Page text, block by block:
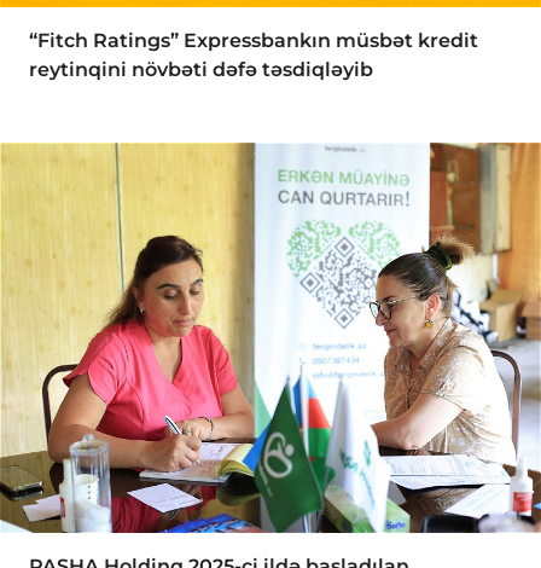
“Fitch Ratings” Expressbankın müsbət kredit
reytinqini növbəti dəfə təsdiqləyib